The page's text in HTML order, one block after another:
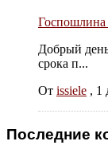
Госпошлина
Добрый
срока п...
От issiele , 1
Последние